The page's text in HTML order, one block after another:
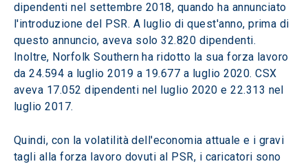
dipendenti nel settembre 2018, quando ha annunciato
l'introduzione del PSR. A luglio di quest'anno, prima di
questo annuncio, aveva solo 32.820 dipendenti.
Inoltre, Norfolk Southern ha ridotto la sua forza lavoro
da 24.594 a luglio 2019 a 19.677 a luglio 2020. CSX
aveva 17.052 dipendenti nel luglio 2020 e 22.313 nel
luglio 2017.
Quindi, con la volatilità dell'economia attuale e i gravi
tagli alla forza lavoro dovuti al PSR, i caricatori sono